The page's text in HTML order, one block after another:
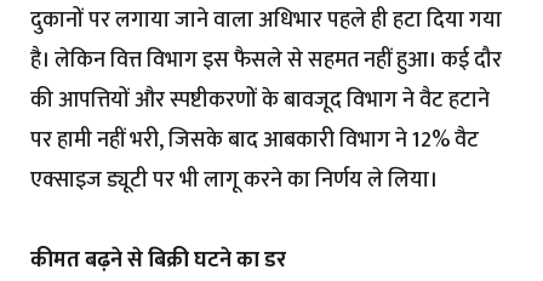
दुकानों पर लगाया जाने वाला अधिभार पहले ही हटा दिया गया
है। लेकिन वित्त विभाग इस फैसले से सहमत नहीं हुआ। कई दौर
की आपत्तियों और स्पष्टीकरणों के बावजूद विभाग ने वैट हटाने
पर हामी नहीं भरी, जिसके बाद आबकारी विभाग ने 12% वैट
एक्साइज ड्यूटी पर भी लागू करने का निर्णय ले लिया।
कीमत बढ़ने से बिक्री घटने का डर